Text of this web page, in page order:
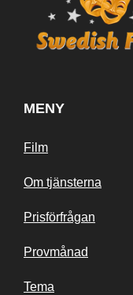
MENY
Film
Om tjänsterna
Prisförfrågan
Provmånad
Tema